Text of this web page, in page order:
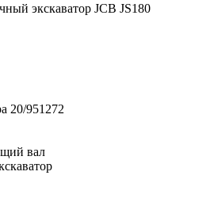
экскаватор JCB JS180
20/951272
вал